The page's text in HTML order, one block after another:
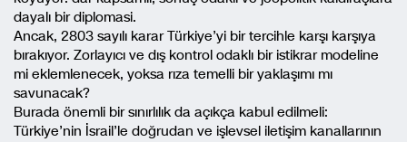
dayalı bir diplomasi.
Ancak, 2803 sayılı karar Türkiye’yi bir tercihle karşı karşıya
bırakıyor. Zorlayıcı ve dış kontrol odaklı bir istikrar modeline
mi eklemlenecek, yoksa rıza temelli bir yaklaşımı mı
savunacak?
Burada önemli bir sınırlılık da açıkça kabul edilmeli:
Türkiye’nin İsrail’le doğrudan ve işlevsel iletişim kanallarının